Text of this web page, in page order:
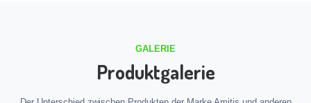
GALERIE
Produktgalerie